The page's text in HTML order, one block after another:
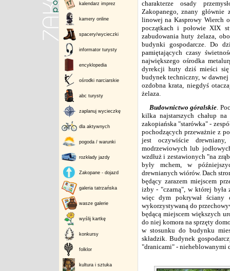
kalendarz imprez
kamery online
spacery/wycieczki
informator turysty
encyklopedia
ośrodki narciarskie
abc turysty
zaplanuj wycieczkę
dla aktywnych
pogoda / warunki
rozkłady jazdy
Zakopane - dojazd
galeria tatrzańska
wasze galerie
wyślij kartkę
konkursy
folklor
kultura i sztuka
charakterze osady
Zakopanego, znany
linowej na Kasprowy Wierch
początkach i połowie XIX
zabudowania huty żelaza,
budynki gospodarcze. Do
pamiętających czasy
największego ośrodka
dyrekcji huty dziś mieści się
budynek techniczny, w
ozdobna krata, niegdyś
żelaza.
Budownictwo góralskie.
kilka najstarszych chałup
zakopiańska "starówka" -
pochodzących przeważnie z
jest oczywiście
modrzewiowych lub
wzdłuż i zestawionych "na
były mchem, w
drewnianych wiórów. Dach
będący zarazem miejscem
izby - "czarną", w której była
więc dym pokrywał ściany
wykorzystywaną do
będącą miejscem większych
do niej komora na sprzęty
w stosunku do budynku
składzik. Budynek
"dranicami" - nieheblowanymi